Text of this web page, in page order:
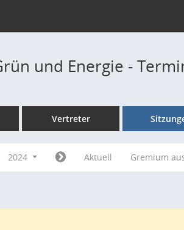
und Energie -
Vertreter
2024 Aktuell Gremium